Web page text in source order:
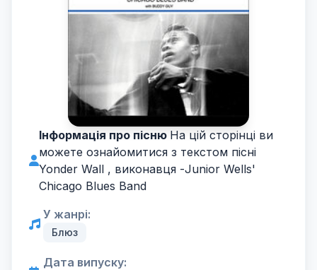
Інформація про пісню На цій сторінці ви
можете ознайомитися з текстом пісні
Yonder Wall , виконавця -Junior Wells'
Chicago Blues Band
У жанрі:
Блюз
Дата випуску: